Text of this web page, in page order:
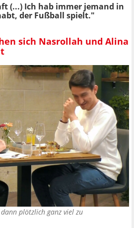
(...) Ich hab immer jemand in
der Fußball spielt."
sich Nasrollah und Alina
plötzlich ganz viel zu